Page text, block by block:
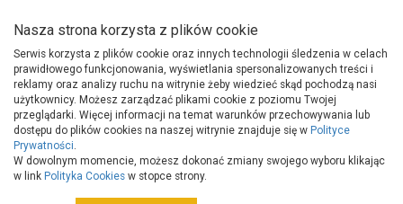
Strona główna Narzędzia
Narzędzia ręczne, warsztat
Narzędzia, akcesoria malarskie
Zestawy malarskie
Zestaw malarski 91 do farb emulsyjnych HARDY
Nasza strona korzysta z plików cookie
Serwis korzysta z plików cookie oraz innych technologii śledzenia w celach
prawidłowego funkcjonowania, wyświetlania spersonalizowanych treści i
reklamy oraz analizy ruchu na witrynie żeby wiedzieć skąd pochodzą nasi
użytkownicy. Możesz zarządzać plikami cookie z poziomu Twojej
przeglądarki. Więcej informacji na temat warunków przechowywania lub
dostępu do plików cookies na naszej witrynie znajduje się w Polityce
Prywatności.
W dowolnym momencie, możesz dokonać zmiany swojego wyboru klikając
w link Polityka Cookies w stopce strony.